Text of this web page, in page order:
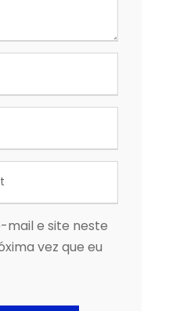
mail e site neste
vez que eu